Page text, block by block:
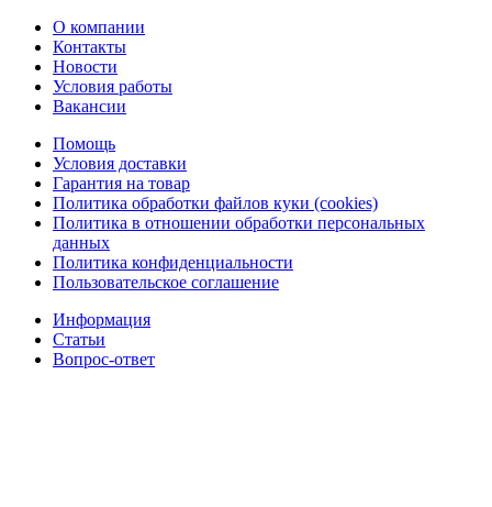
О компании
Контакты
Новости
Условия работы
Вакансии
Помощь
Условия доставки
Гарантия на товар
Политика обработки файлов куки (cookies)
Политика в отношении обработки персональных
данных
Политика конфиденциальности
Пользовательское соглашение
Информация
Статьи
Вопрос-ответ